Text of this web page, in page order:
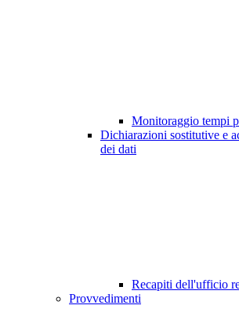
Monitoraggio tempi
Dichiarazioni sostitutive e
dei dati
Recapiti dell'ufficio
Provvedimenti